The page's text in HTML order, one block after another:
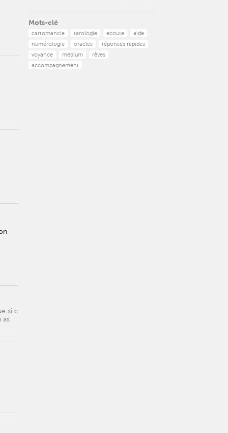
Mots-clé
cartomancie tarologie ecoute
aide
numérologie
oracles
réponses rapides
voyance
médium
rêves
accompagnement
si c
as